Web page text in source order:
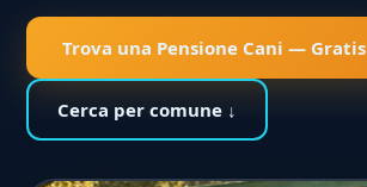
Trova una Pensione Cani — Gratis
Cerca per comune ↓